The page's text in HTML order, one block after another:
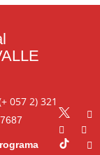
057 2) 321